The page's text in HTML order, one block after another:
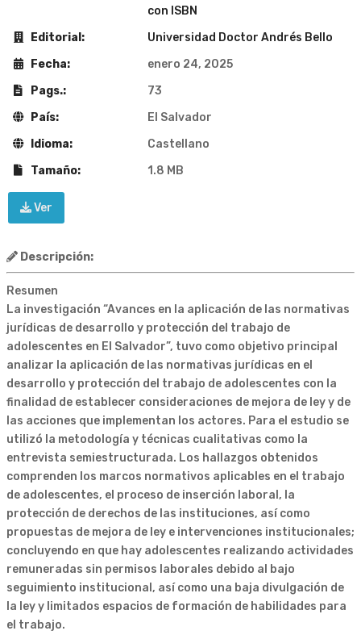
con ISBN
Editorial:
Universidad Doctor Andrés Bello
Fecha:
enero 24, 2025
Pags.:
73
País:
El Salvador
Idioma:
Castellano
Tamaño:
1.8 MB
Ver
Descripción:
Resumen
La investigación “Avances en la aplicación de las normativas
jurídicas de desarrollo y protección del trabajo de
adolescentes en El Salvador”, tuvo como objetivo principal
analizar la aplicación de las normativas jurídicas en el
desarrollo y protección del trabajo de adolescentes con la
finalidad de establecer consideraciones de mejora de ley y de
las acciones que implementan los actores. Para el estudio se
utilizó la metodología y técnicas cualitativas como la
entrevista semiestructurada. Los hallazgos obtenidos
comprenden los marcos normativos aplicables en el trabajo
de adolescentes, el proceso de inserción laboral, la
protección de derechos de las instituciones, así como
propuestas de mejora de ley e intervenciones institucionales;
concluyendo en que hay adolescentes realizando actividades
remuneradas sin permisos laborales debido al bajo
seguimiento institucional, así como una baja divulgación de
la ley y limitados espacios de formación de habilidades para
el trabajo.